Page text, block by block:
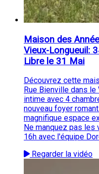
Maison des
Vieux-Longueuil:
Libre le 31 Mai
Découvrez cette
Rue Bienville dans
intime avec 4
nouveau foyer
magnifique espace
Ne manquez pas
16h avec l'équipe
Regarder la vidéo